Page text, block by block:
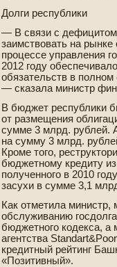
Долги республики
— В связи с
заимствовать на
процессе управления
2012 году
обязательств в
— сказала министр
В бюджет республики
от размещения
сумме 3 млрд. рублей.
на сумму 3 млрд.
Кроме того,
бюджетному кредиту
полученного в 2010
засухи в сумме 3,1
Как отметила министр,
обслуживанию
бюджетного коде­кса,
агентства
кредитный рейтинг
«Позитивный».